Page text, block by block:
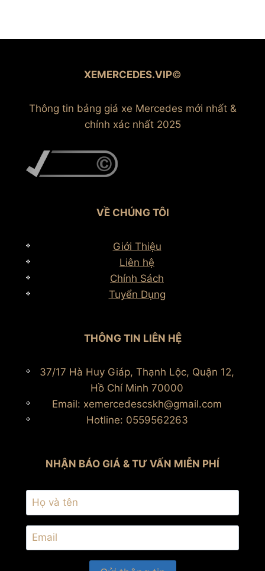
XEMERCEDES.VIP©
Thông tin bảng giá xe Mercedes mới nhất &
chính xác nhất 2025
VỀ CHÚNG TÔI
Giới Thiệu
Liên hệ
Chính Sách
Tuyển Dụng
THÔNG TIN LIÊN HỆ
37/17 Hà Huy Giáp, Thạnh Lộc, Quận 12,
Hồ Chí Minh 70000
Email: xemercedescskh@gmail.com
Hotline: 0559562263
NHẬN BÁO GIÁ & TƯ VẤN MIỄN PHÍ